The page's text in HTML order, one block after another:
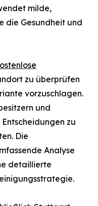
milde,
die Gesundheit und
zu überprüfen
vorzuschlagen.
und
zu
Die
Analyse
detaillierte